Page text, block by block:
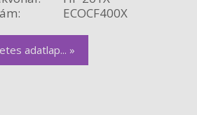
ECOCF400X
adatlap... »